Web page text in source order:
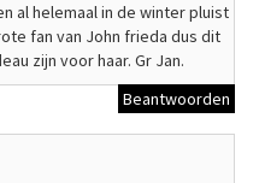
al helemaal in de winter pluist
fan van John frieda dus dit
zijn voor haar. Gr Jan.
Beantwoorden